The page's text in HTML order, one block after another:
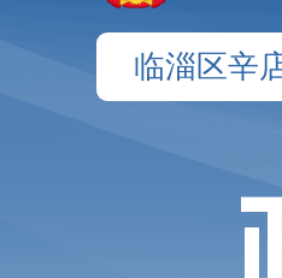
临淄区辛